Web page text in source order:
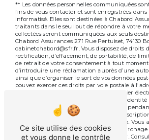
** Les données personnelles communiquées
fins de vous contacter et sont enregistrées
informatisé. Elles sont destinées à Chabord
traitants dans le seul but de répondre à votre
collectées seront communiquées aux seuls
Chabord Assurances 271 Rue Pertuiset, 74130
cabinetchabord@sfr.fr. Vous disposez de droits
rectification, d’effacement, de portabilité, de
de retrait de votre consentement à tout
d’introduire une réclamation auprès d’une
ainsi que d’organiser le sort de vos données
pouvez exercer ces droits par voie postale à
Pertuiset, 74130 Bonneville ou par courrier
cabinetchabord@sfr.fr. Un justificatif
demandé. Nous conservons vos données
de contact puis pendant la durée de
probatoires et de gestion des contentieux. Vous
inscrire sur la liste d'opposition au
disponible à cette adresse:
Bloctel.gouv.fr.
Ce site utilise des cookies
et vous donne le contrôle